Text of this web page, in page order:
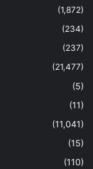
(1,872)
(234)
(237)
(21,477)
(5)
(11)
(11,041)
(15)
(110)